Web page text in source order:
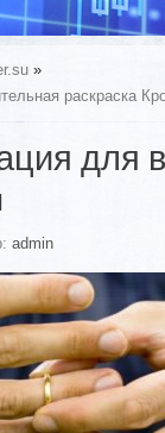
»
раскраска
для
admin